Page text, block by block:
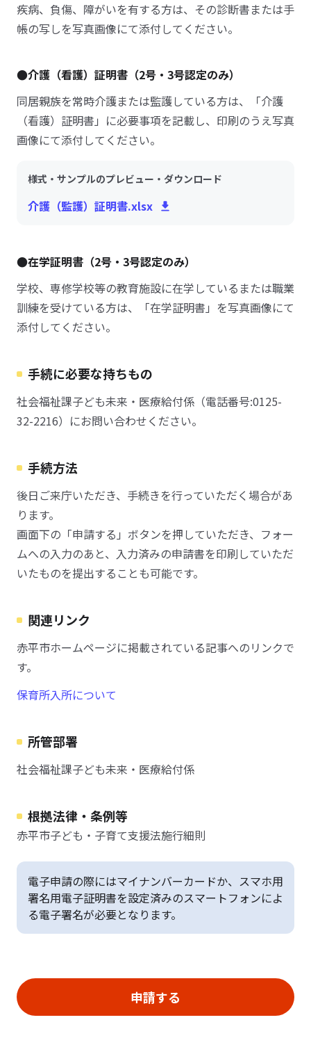
疾病、負傷、障がいを有する方は、その診断書または手
帳の写しを写真画像にて添付してください。
●介護（看護）証明書（2号・3号認定のみ）
同居親族を常時介護または監護している方は、「介護
（看護）証明書」に必要事項を記載し、印刷のうえ写真
画像にて添付してください。
様式・サンプルのプレビュー・ダウンロード
介護（監護）証明書.xlsx
●在学証明書（2号・3号認定のみ）
学校、専修学校等の教育施設に在学しているまたは職業
訓練を受けている方は、「在学証明書」を写真画像にて
添付してください。
手続に必要な持ちもの
社会福祉課子ども未来・医療給付係（電話番号:0125-
32-2216）にお問い合わせください。
手続方法
後日ご来庁いただき、手続きを行っていただく場合があ
ります。
画面下の「申請する」ボタンを押していただき、フォー
ムへの入力のあと、入力済みの申請書を印刷していただ
いたものを提出することも可能です。
関連リンク
赤平市ホームページに掲載されている記事へのリンクで
す。
保育所入所について
所管部署
社会福祉課子ども未来・医療給付係
根拠法律・条例等
赤平市子ども・子育て支援法施行細則
電子申請の際にはマイナンバーカードか、スマホ用
署名用電子証明書を設定済みのスマートフォンによ
る電子署名が必要となります。